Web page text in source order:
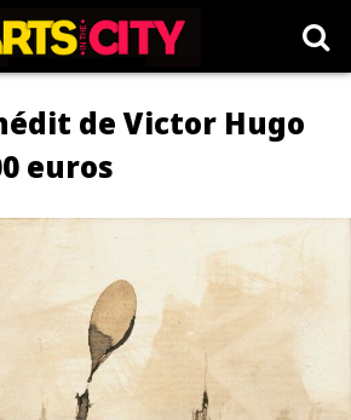
de Victor Hugo
euros